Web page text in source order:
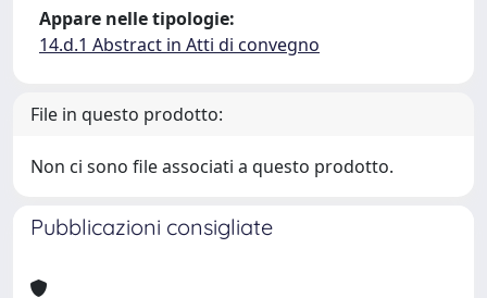
Appare nelle tipologie:
14.d.1 Abstract in Atti di convegno
File in questo prodotto:
Non ci sono file associati a questo prodotto.
Pubblicazioni consigliate